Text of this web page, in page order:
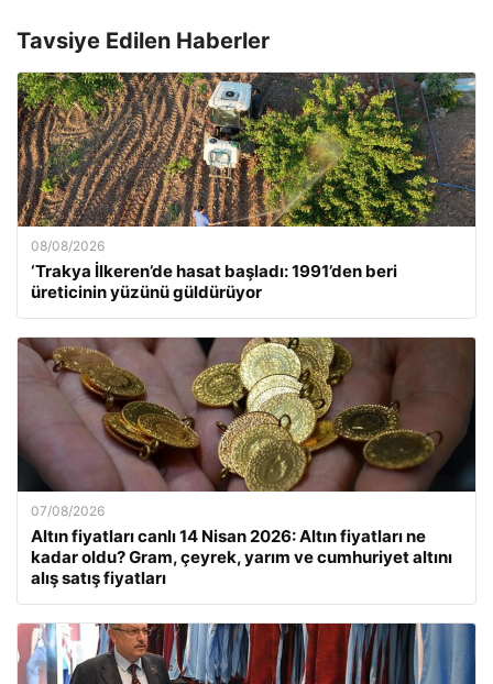
Tavsiye Edilen Haberler
08/08/2026
‘Trakya İlkeren’de hasat başladı: 1991’den beri
üreticinin yüzünü güldürüyor
07/08/2026
Altın fiyatları canlı 14 Nisan 2026: Altın fiyatları ne
kadar oldu? Gram, çeyrek, yarım ve cumhuriyet altını
alış satış fiyatları